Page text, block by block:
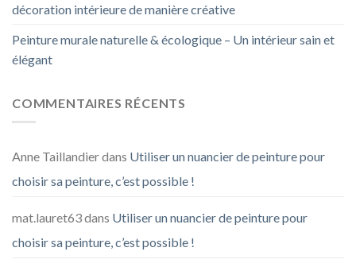
décoration intérieure de manière créative
Peinture murale naturelle & écologique – Un intérieur sain et
élégant
COMMENTAIRES RÉCENTS
Anne Taillandierdans Utiliser un nuancier de peinture pour
choisir sa peinture, c’est possible !
mat.lauret63dans Utiliser un nuancier de peinture pour
choisir sa peinture, c’est possible !